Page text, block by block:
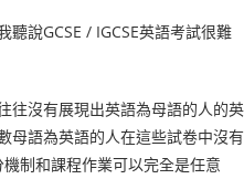
說GCSE / IGCSE英語考試很難
往沒有展現出英語為母語的人的英
母語為英語的人在這些試卷中沒有
制和課程作業可以完全是任意